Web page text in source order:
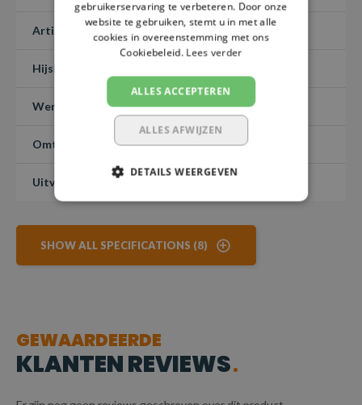
Artikelnummer PHBHKR50-800
Hijslast (7:1)
Werklengte 8 meter
Omtreklengte -
Uitvoering
SHOW ALL SPECIFICATIONS (8)
GEWAARDEERDE
KLANTEN REVIEWS
gebruikerservaring te verbeteren. Door onze
website te gebruiken, stemt u in met alle
cookies in overeenstemming met ons
Cookiebeleid. Lees verder
ALLES ACCEPTEREN
ALLES AFWIJZEN
DETAILS WEERGEVEN